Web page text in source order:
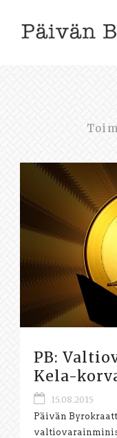
PB:
Kela-
15.08.2015
Päivän